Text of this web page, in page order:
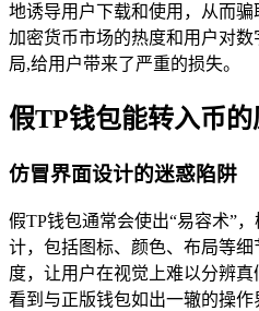
地诱导用户下载和使用，从而
加密货币市场的热度和用户对
局,给用户带来了严重的损失。
假TP钱包能转入币的
仿冒界面设计的迷惑陷阱
假TP钱包通常会使出“易容术”
计，包括图标、颜色、布局等
度，让用户在视觉上难以分辨
看到与正版钱包如出一辙的操